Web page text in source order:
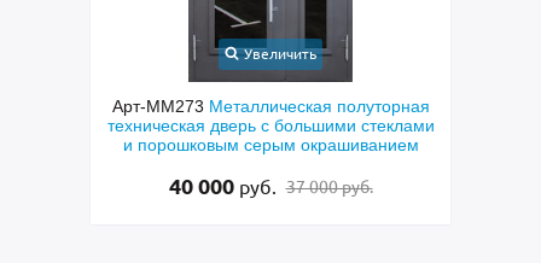
полуторная
с большими стеклами
серым окрашиванием
Арт-ММ265Полуторастворчатая
дверь с боковой вставкой,
синим покрытием, ручкой-
48 500